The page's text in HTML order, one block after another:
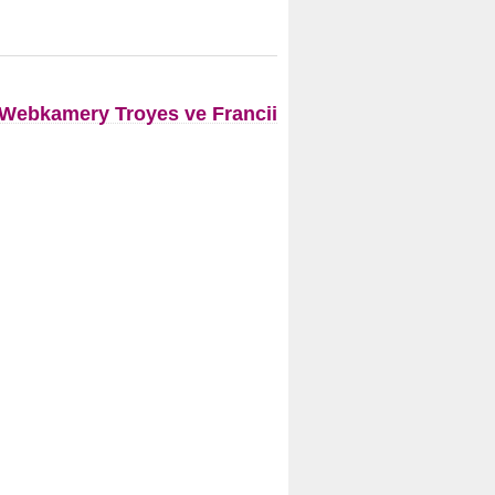
Troyes ve Francii